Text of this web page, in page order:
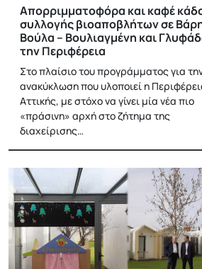
Απορριμματοφόρα και καφέ
συλλογής βιοαποβλήτων σε
Βούλα – Βουλιαγμένη και
την Περιφέρεια
Στο πλαίσιο του προγράμματος για
ανακύκλωση που υλοποιεί η
Αττικής, με στόχο να γίνει μία νέα πιο
«πράσινη» αρχή στο ζήτημα της
διαχείρισης…